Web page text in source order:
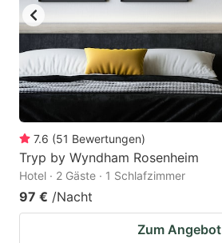
7.6 (51 Bewertungen)
Tryp by Wyndham Rosenheim
Hotel · 2 Gäste · 1 Schlafzimmer
97 € /Nacht
Zum Angebot